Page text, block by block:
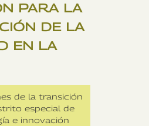
PARA LA
DE LA
EN LA
de la transición
especial de
e innovación